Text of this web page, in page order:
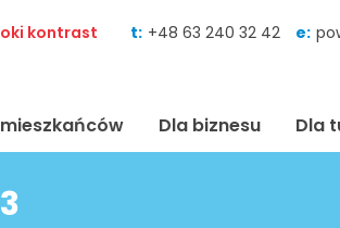
kontrast t: +48 63 240 32 42 e:
Strona
Dla biznesu Dla